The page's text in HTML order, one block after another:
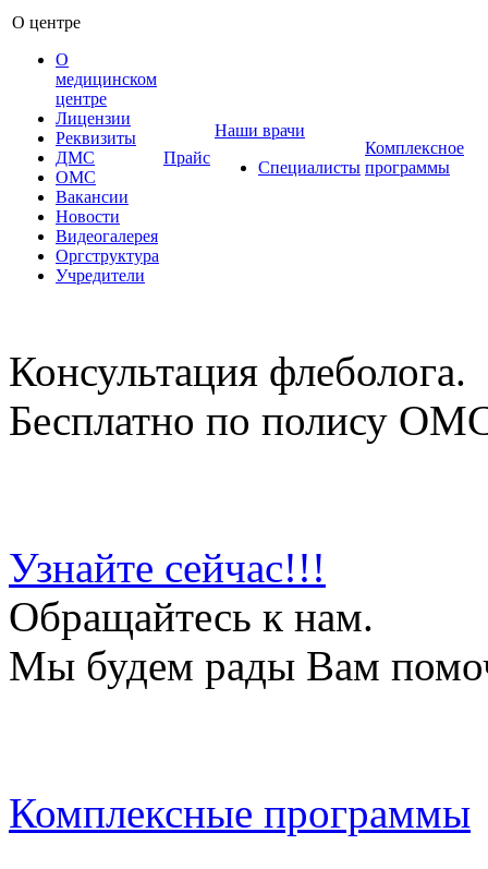
О центре
О
медицинском
центре
Лицензии
Реквизиты
ДМС
ОМС
Вакансии
Новости
Видеогалерея
Оргструктура
Учредители
Прайс
Наши врачи
Специалисты
Комплексное
программы
Консультация флеболога.
Бесплатно по полису
Узнайте сейчас!!!
Обращайтесь к нам.
Мы будем рады Вам
Комплексные программы